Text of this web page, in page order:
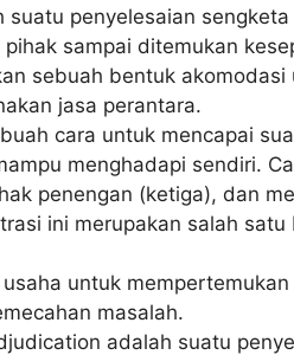
suatu penyelesaian
sampai ditemukan
sebuah bentuk
jasa perantara.
cara untuk mencapai
menghadapi sendiri.
penengan (ketiga), dan
ini merupakan salah
untuk
masalah.
adalah suatu